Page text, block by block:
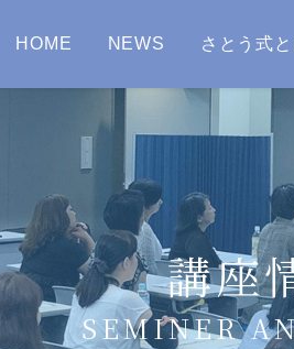
HOME NEWS さとう式
講座
SEMINER